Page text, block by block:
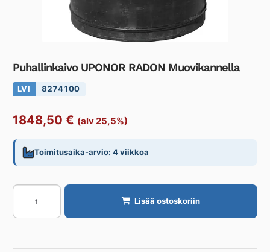
Puhallinkaivo UPONOR RADON Muovikannella
LVI 8274100
1848,50 € (alv 25,5%)
Toimitusaika-arvio: 4 viikkoa
Puhallinkaivo
UPONOR
RADON
määrä
Lisää ostoskoriin